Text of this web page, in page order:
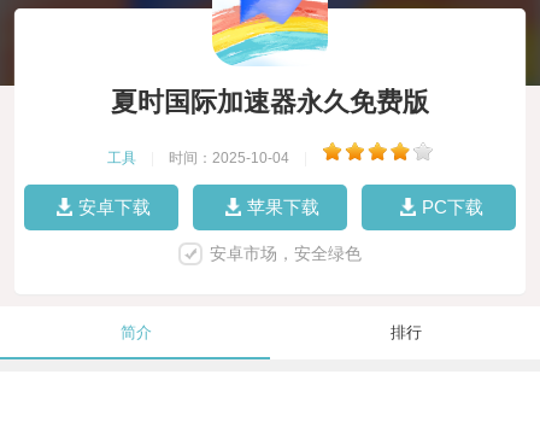
夏时国际加速器永久免费版
工具 时间：2025-10-04
安卓下载 苹果下载 PC下载
安卓市场，安全绿色
简介 排行